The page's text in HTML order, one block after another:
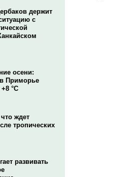
держит
с
осени:
Приморье
°C
ждет
тропических
развивать